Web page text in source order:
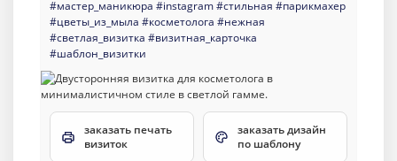
#мастер_маникюра #instagram#стильная #парикмахер
#цветы_из_мыла #косметолога #нежная
#светлая_визитка #визитная_карточка
#шаблон_визитки
заказать печать
визиток
заказать дизайн
по шаблону